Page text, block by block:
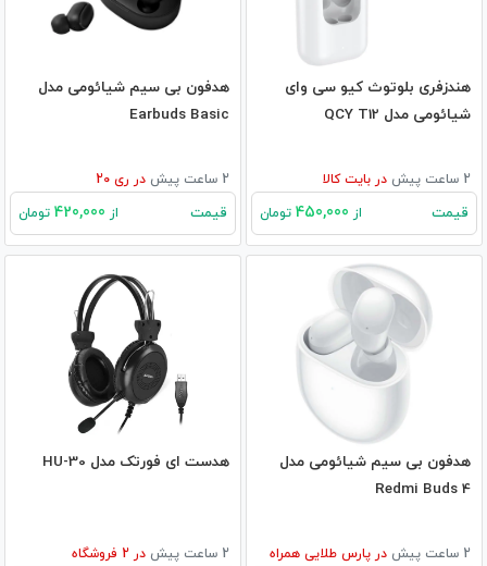
هندزفری بلوتوث کیو سی وای
شیائومی مدل QCY T12
2 ساعت پیش در بایت کالا
قیمت از تومان
هدفون بی‌ سیم شیائومی مدل
Earbuds Basic
2 ساعت پیش در ری 20
قیمت از تومان
هدفون بی سیم شیائومی مدل
Redmi Buds 4
2 ساعت پیش در پارس طلایی همراه
هدست ای فورتک مدل HU-30
2 ساعت پیش در فروشگاه